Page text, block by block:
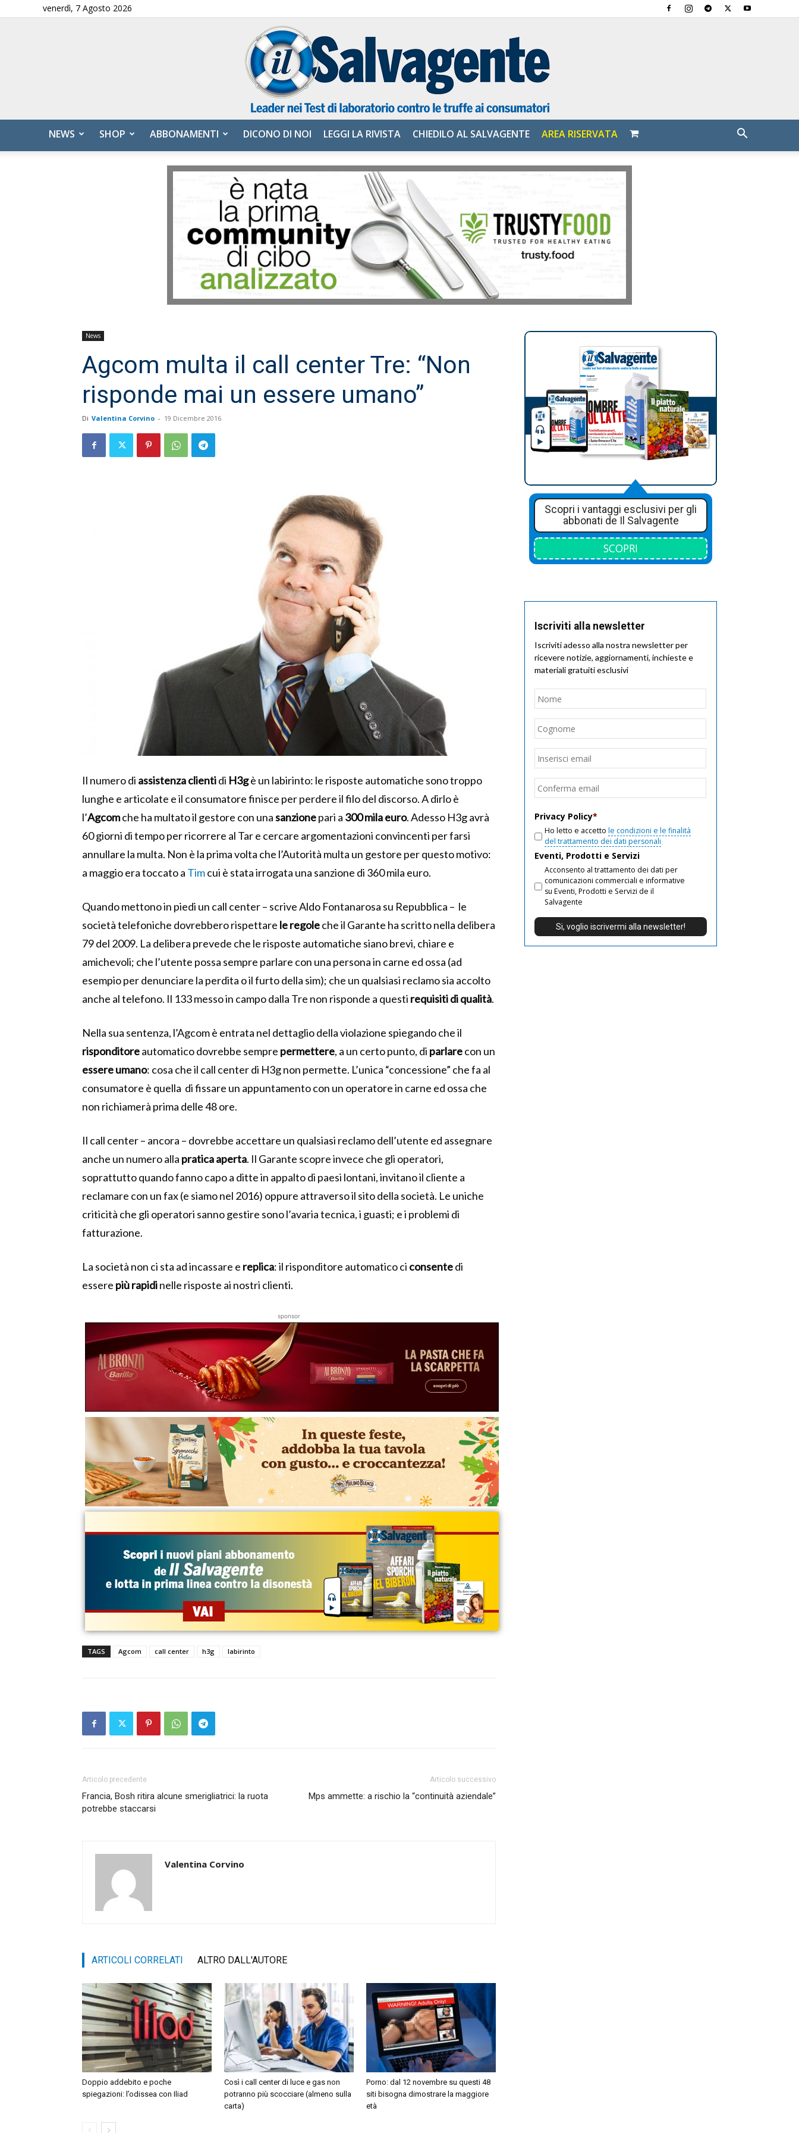
venerdì, 7 Agosto 2026
Salvagente
NEWS SHOP ABBONAMENTI DICONO DI NOI LEGGI LA RIVISTA CHIEDILO AL SALVAGENTE AREA RISERVATA
News
Agcom multa il call center Tre: “Non
risponde mai un essere umano”
Di Valentina Corvino - 19 Dicembre 2016
Il numero di assistenza clientidi H3gè un labirinto: le risposte automatiche sono troppo
lunghe e articolate e il consumatore finisce per perdere il filo del discorso. A dirlo è
l’Agcomche ha multato il gestore con unasanzionepari a 300 mila euro. Adesso H3g avrà
60 giorni di tempo per ricorrere al Tar e cercare argomentazioni convincenti per farsi
annullare la multa. Non è la prima volta che l’Autorità multa un gestore per questo motivo:
a maggio era toccato a Timcui è stata irrogata una sanzione di 360 mila euro.
Quando mettono in piedi un call center – scrive Aldo Fontanarosa su Repubblica – le
società telefoniche dovrebbero rispettare le regoleche il Garante ha scritto nella delibera
79 del 2009. La delibera prevede che le risposte automatiche siano brevi, chiare e
amichevoli; che l’utente possa sempre parlare con una persona in carne ed ossa (ad
esempio per denunciare la perdita o il furto della sim); che un qualsiasi reclamo sia accolto
anche al telefono. Il 133 messo in campo dalla Tre non risponde a questi requisiti di qualità.
Nella sua sentenza, l’Agcom è entrata nel dettaglio della violazione spiegando che il
risponditoreautomatico dovrebbe sempre permettere, a un certo punto, di parlarecon un
essere umano: cosa che il call center di H3g non permette. L’unica “concessione” che fa al
consumatore è quella di fissare un appuntamento con un operatore in carne ed ossa che
non richiamerà prima delle 48 ore.
Il call center – ancora – dovrebbe accettare un qualsiasi reclamo dell’utente ed assegnare
anche un numero alla pratica aperta. Il Garante scopre invece che gli operatori,
soprattutto quando fanno capo a ditte in appalto di paesi lontani, invitano il cliente a
reclamare con un fax (e siamo nel 2016) oppure attraverso il sito della società. Le uniche
criticità che gli operatori sanno gestire sono l’avaria tecnica, i guasti; e i problemi di
fatturazione.
La società non ci sta ad incassare e replica: il risponditore automatico ci consentedi
essere più rapidinelle risposte ai nostri clienti.
sponsor
TAGS Agcom call center h3g labirinto
Articolo precedente
Francia, Bosh ritira alcune smerigliatrici: la ruota
potrebbe staccarsi
Articolo successivo
Mps ammette: a rischio la “continuità aziendale”
Valentina Corvino
ARTICOLI CORRELATI ALTRO DALL'AUTORE
Doppio addebito e poche
spiegazioni: l’odissea con Iliad
Così i call center di luce e gas non
potranno più scocciare (almeno sulla
carta)
Porno: dal 12 novembre su questi 48
siti bisogna dimostrare la maggiore
età
Scopri i vantaggi esclusivi per gli
abbonati de Il Salvagente
SCOPRI
Iscriviti alla newsletter
Iscriviti adesso alla nostra newsletter per
ricevere notizie, aggiornamenti, inchieste e
materiali gratuiti esclusivi
Nome
Email
Privacy Policy*
Ho letto e accetto le condizioni e le finalità
del trattamento dei dati personali
Eventi, Prodotti e Servizi
Acconsento al trattamento dei dati per
comunicazioni commerciali e informative
su Eventi, Prodotti e Servizi de il
Salvagente